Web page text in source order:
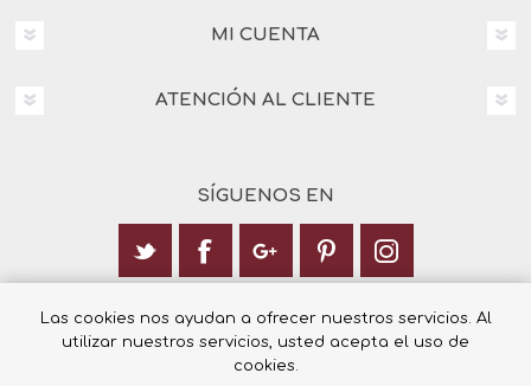
MI CUENTA
ATENCIÓN AL CLIENTE
SÍGUENOS EN
Calle Italia 6, 03003 Alicante
+34 965 12 23 55
Las cookies nos ayudan a ofrecer nuestros servicios. Al
utilizar nuestros servicios, usted acepta el uso de
cookies.